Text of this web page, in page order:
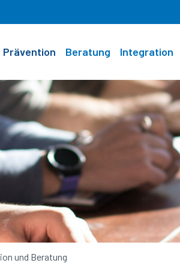
Prävention Beratung Integration
und Beratung